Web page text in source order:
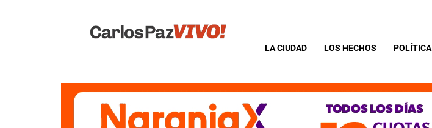
Vivo
LA CIUDAD LOS HECHOS POLÍTICA